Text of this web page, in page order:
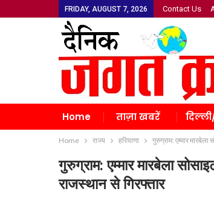
FRIDAY, AUGUST 7, 2026 Contact Us
Home ताज़ा खबरें
Home राज्य हरियाणा गुरुग्राम: एम्मार
गुरुग्राम: एम्मार मारबेला
राजस्थान से गिरफ्तार